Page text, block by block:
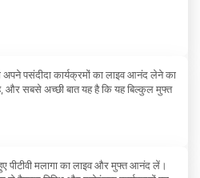
अपने पसंदीदा कार्यक्रमों का लाइव आनंद लेने का
और सबसे अच्छी बात यह है कि यह बिल्कुल मुफ्त
पीटीवी मलागा का लाइव और मुफ्त आनंद लें।